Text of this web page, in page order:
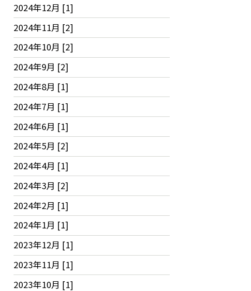
2024年12月 [1]
2024年11月 [2]
2024年10月 [2]
2024年9月 [2]
2024年8月 [1]
2024年7月 [1]
2024年6月 [1]
2024年5月 [2]
2024年4月 [1]
2024年3月 [2]
2024年2月 [1]
2024年1月 [1]
2023年12月 [1]
2023年11月 [1]
2023年10月 [1]